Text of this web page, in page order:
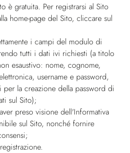
è gratuita. Per registrarsi al Sito
home-page del Sito, cliccare sul
i campi del modulo di
tutti i dati ivi richiesti (a titolo
esaustivo: nome, cognome,
username e password,
la creazione della password di
sul Sito);
preso visione dell'Informativa
sul Sito, nonché fornire